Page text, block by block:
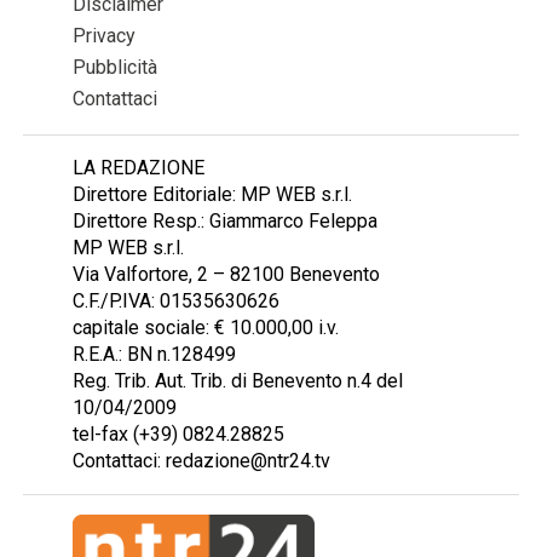
Privacy
Pubblicità
Contattaci
LA REDAZIONE
Direttore Editoriale: MP WEB s.r.l.
Direttore Resp.: Giammarco Feleppa
MP WEB s.r.l.
Via Valfortore, 2 – 82100 Benevento
C.F./P.IVA: 01535630626
capitale sociale: € 10.000,00 i.v.
R.E.A.: BN n.128499
Reg. Trib. Aut. Trib. di Benevento n.4 del
10/04/2009
tel-fax (+39) 0824.28825
Contattaci: redazione@ntr24.tv